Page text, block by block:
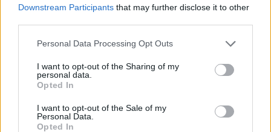
Downstream Participants that may further disclose it to other
Please note that this website/app uses one or more Google
not limited to your visit or usage behaviour. You may click to
grant or deny consent to Google and its third-party tags to
use your data for below specified purposes in below Google
consent section.
Personal Data Processing Opt Outs
I want to opt-out of the Sharing of my
personal data.
Opted In
I want to opt-out of the Sale of my
Personal Data.
Opted In